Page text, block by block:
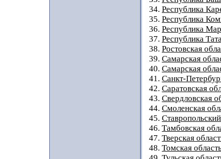
34. Республика
35. Республика
36. Республика
37. Республика
38. Ростовская
39. Самарская
40. Самарская
41. Санкт-
42. Саратовская
43. Свердловская
44. Смоленская
45.
46. Тамбовская
47. Тверская
48. Томская